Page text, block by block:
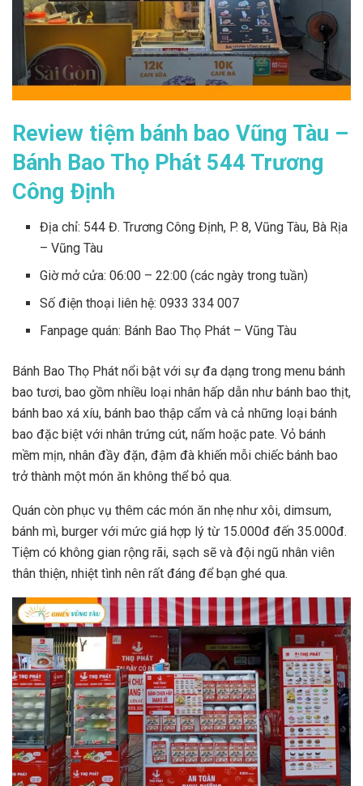
Review tiệm bánh bao Vũng Tàu –
Bánh Bao Thọ Phát 544 Trương
Công Định
Địa chỉ: 544 Đ. Trương Công Định, P. 8, Vũng Tàu, Bà Rịa
– Vũng Tàu
Giờ mở cửa: 06:00 – 22:00 (các ngày trong tuần)
Số điện thoại liên hệ: 0933 334 007
Fanpage quán: Bánh Bao Thọ Phát – Vũng Tàu
Bánh Bao Thọ Phát nổi bật với sự đa dạng trong menu bánh
bao tươi, bao gồm nhiều loại nhân hấp dẫn như bánh bao thịt,
bánh bao xá xíu, bánh bao thập cẩm và cả những loại bánh
bao đặc biệt với nhân trứng cút, nấm hoặc pate. Vỏ bánh
mềm mịn, nhân đầy đặn, đậm đà khiến mỗi chiếc bánh bao
trở thành một món ăn không thể bỏ qua.
Quán còn phục vụ thêm các món ăn nhẹ như xôi, dimsum,
bánh mì, burger với mức giá hợp lý từ 15.000đ đến 35.000đ.
Tiệm có không gian rộng rãi, sạch sẽ và đội ngũ nhân viên
thân thiện, nhiệt tình nên rất đáng để bạn ghé qua.